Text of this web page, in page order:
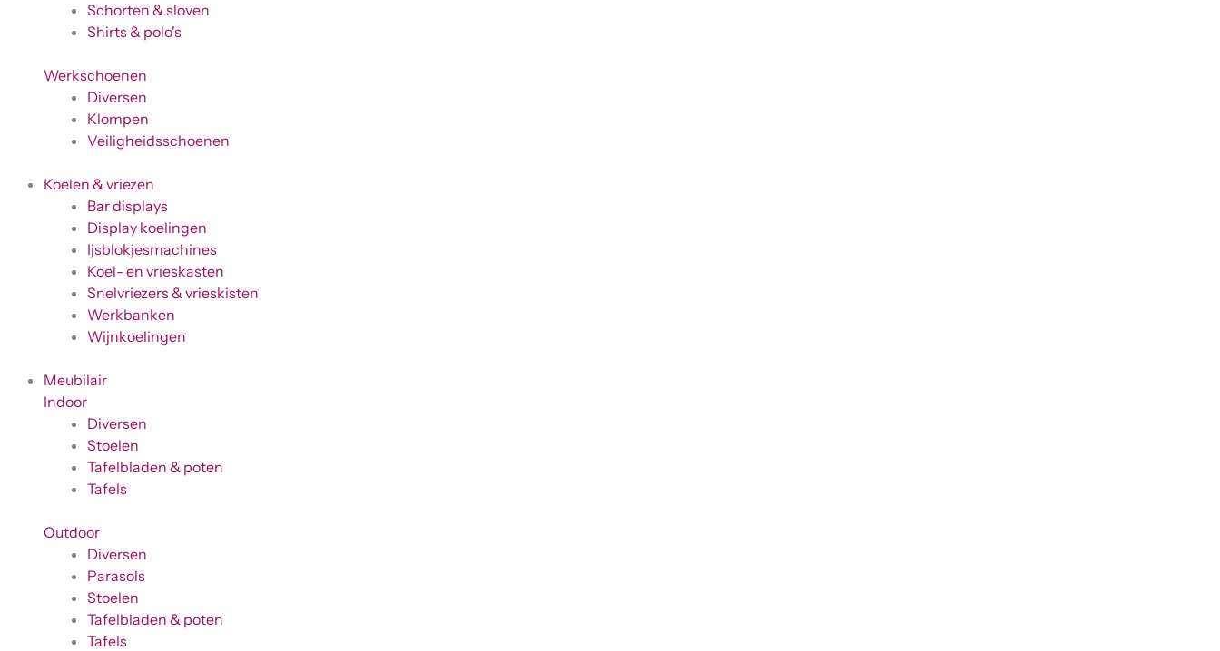
Schorten & sloven
Shirts & polo's
Werkschoenen
Diversen
Klompen
Veiligheidsschoenen
Koelen & vriezen
Bar displays
Display koelingen
Ijsblokjesmachines
Koel- en vrieskasten
Snelvriezers & vrieskisten
Werkbanken
Wijnkoelingen
Meubilair
Indoor
Diversen
Stoelen
Tafelbladen & poten
Tafels
Outdoor
Diversen
Parasols
Stoelen
Tafelbladen & poten
Tafels